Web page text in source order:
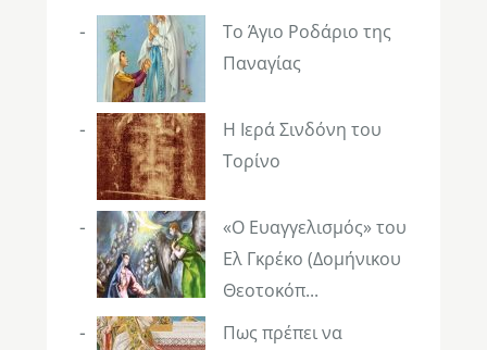
Το Άγιο Ροδάριο της
Παναγίας
Η Ιερά Σινδόνη του
Τορίνο
«Ο Ευαγγελισμός» του
Ελ Γκρέκο (Δομήνικου
Θεοτοκόπ...
Πως πρέπει να